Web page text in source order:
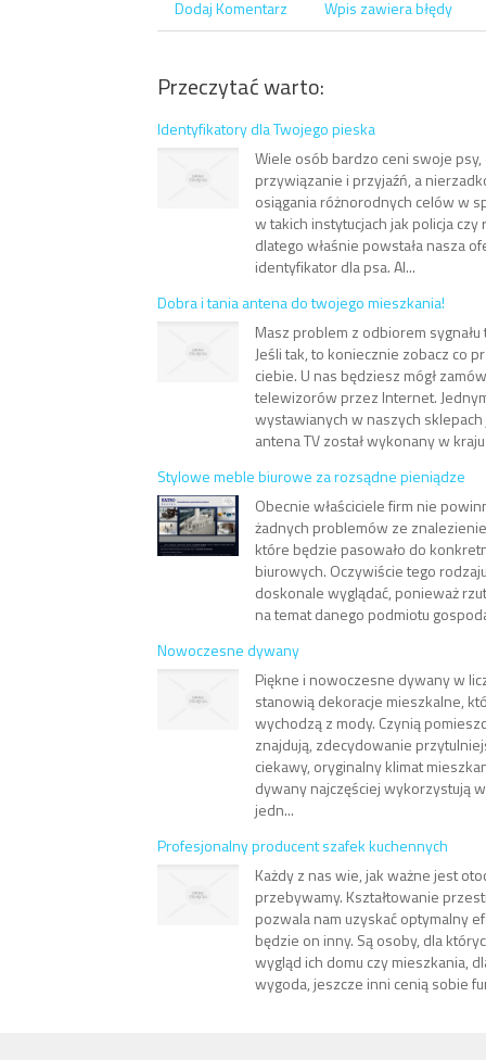
Dodaj Komentarz Wpis zawiera błędy
Przeczytać warto:
Identyfikatory dla Twojego pieska
Wiele osób bardzo ceni swoje
przywiązanie i przyjaźń, a
osiągania różnorodnych celów w
w takich instytucjach jak policja czy
dlatego właśnie powstała nasza
identyfikator dla psa. Al...
Dobra i tania antena do twojego mieszkania!
Masz problem z odbiorem
Jeśli tak, to koniecznie zobacz co
ciebie. U nas będziesz mógł
telewizorów przez Internet.
wystawianych w naszych sklepach
antena TV został wykonany w
Stylowe meble biurowe za rozsądne pieniądze
Obecnie właściciele firm nie
żadnych problemów ze
które będzie pasowało do
biurowych. Oczywiście tego
doskonale wyglądać, ponieważ
na temat danego podmiotu
Nowoczesne dywany
Piękne i nowoczesne dywany w
stanowią dekoracje mieszkalne,
wychodzą z mody. Czynią
znajdują, zdecydowanie
ciekawy, oryginalny klimat
dywany najczęściej wykorzystują
jedn...
Profesjonalny producent szafek kuchennych
Każdy z nas wie, jak ważne jest
przebywamy. Kształtowanie
pozwala nam uzyskać optymalny
będzie on inny. Są osoby, dla
wygląd ich domu czy mieszkania,
wygoda, jeszcze inni cenią sobie